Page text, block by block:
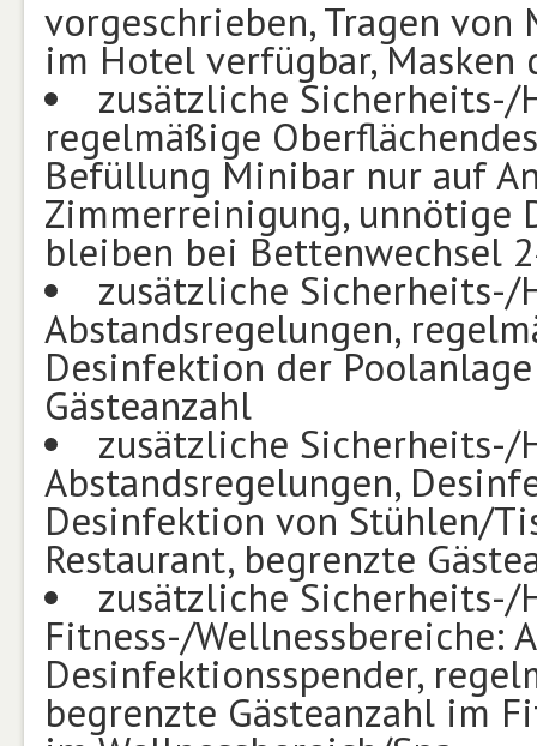
vorgeschrieben, Tragen von
im Hotel verfügbar,
zusätzliche Sicherheits-/
regelmäßige
Befüllung Minibar nur auf
Zimmerreinigung, unnötige
bleiben bei Bettenwechsel
zusätzliche Sicherheits-/
Abstandsregelungen,
Desinfektion der
Gästeanzahl
zusätzliche Sicherheits-/
Abstandsregelungen,
Desinfektion von Stühlen/
Restaurant, begrenzte
zusätzliche Sicherheits-/
Fitness-/Wellnessbereiche:
Desinfektionsspender,
begrenzte Gästeanzahl im